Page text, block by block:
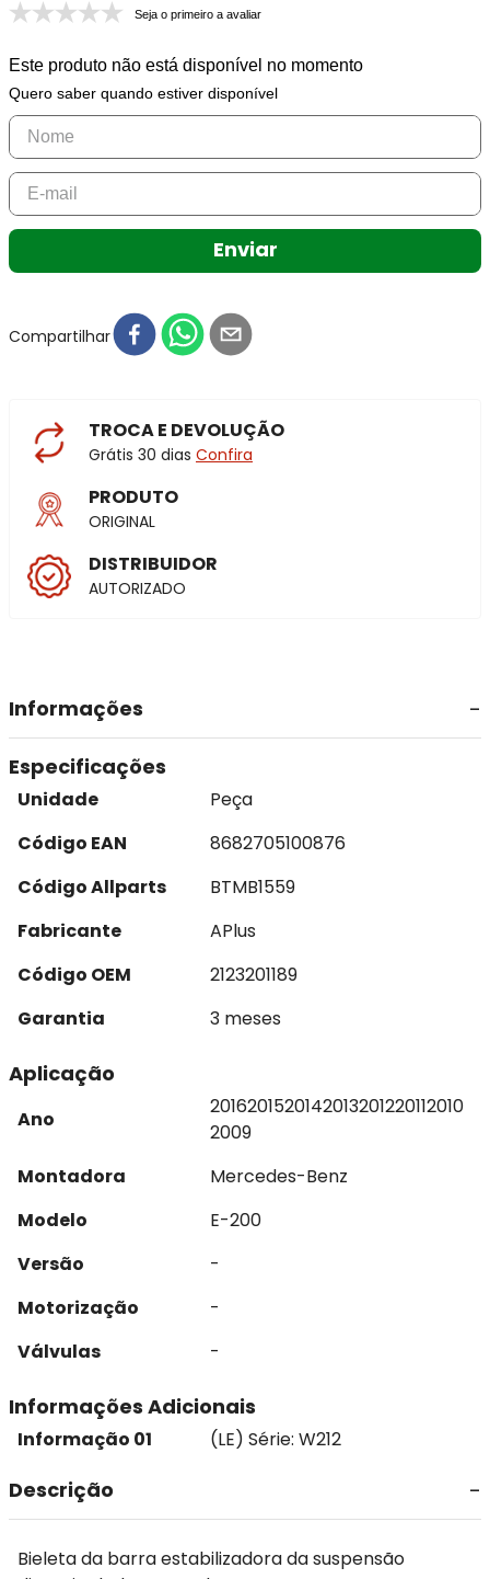
Seja o primeiro a avaliar
Este produto não está disponível no momento
Quero saber quando estiver disponível
Enviar
Compartilhar
TROCA E DEVOLUÇÃO
Grátis 30 dias Confira
PRODUTO
ORIGINAL
DISTRIBUIDOR
AUTORIZADO
Informações
Especificações
Unidade
Peça
Código EAN
8682705100876
Código Allparts
BTMB1559
Fabricante
APlus
Código OEM
2123201189
Garantia
3 meses
Aplicação
Ano
2016201520142013201220112010
2009
Montadora
Mercedes-Benz
Modelo
E-200
Versão
-
Motorização
-
Válvulas
-
Informações Adicionais
Informação 01 (LE) Série: W212
Descrição
Bieleta da barra estabilizadora da suspensão